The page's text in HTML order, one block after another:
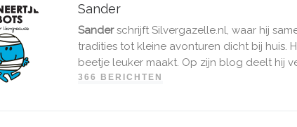
Sander
Sanderschrijft Silvergazelle.nl, waar hij
tradities tot kleine avonturen dicht bij huis.
beetje leuker maakt. Op zijn blog deelt hij
366 BERICHTEN